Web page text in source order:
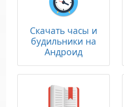
Скачать часы и
будильники на
Андроид